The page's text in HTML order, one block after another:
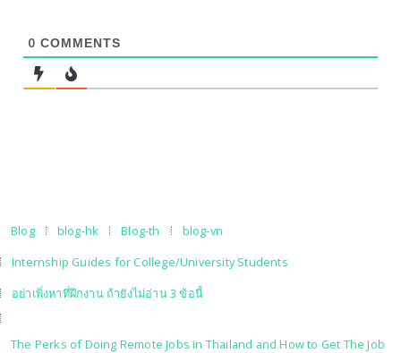
0 COMMENTS
Blog blog-hk Blog-th
blog-vn
Internship Guides for College/University Students
อย่าเพิ่งหาที่ฝึกงาน ถ้ายังไม่อ่าน 3 ข้อนี้
The Perks of Doing Remote Jobs in Thailand and How to Get The Job